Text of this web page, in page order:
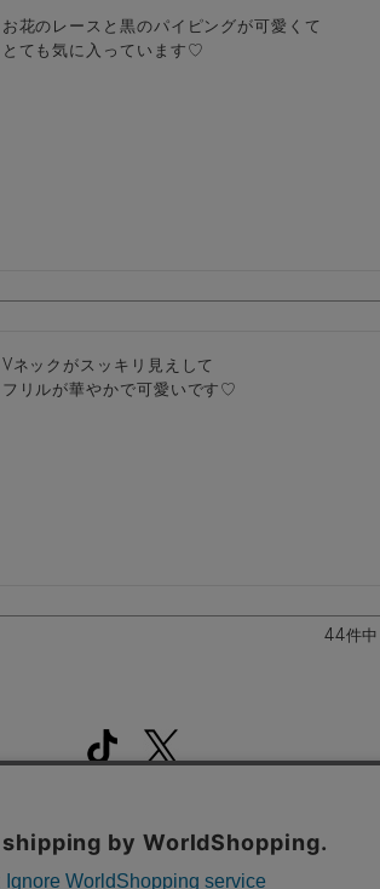
お花のレースと黒のパイピングが可愛くて
とても気に入っています♡
Vネックがスッキリ見えして
フリルが華やかで可愛いです♡
44件中